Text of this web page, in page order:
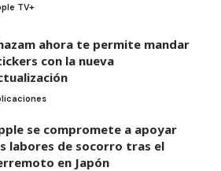
TV+
ahora te permite mandar
con la nueva
se compromete a apoyar
labores de socorro tras el
en Japón